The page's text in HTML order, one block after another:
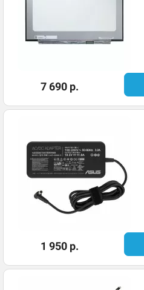
7 690 р.
1 950 р.